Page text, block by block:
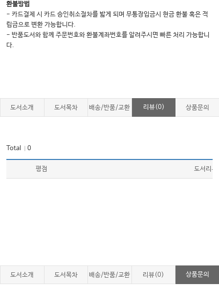
환불방법
- 카드결제 시 카드 승인취소절차를 밟게 되며 무통장입금시 현금 환불 혹은 적
립금으로 변환 가능합니다.
- 반품도서와 함께 주문번호와 환불계좌번호를 알려주시면 빠른 처리 가능합니
다.
도서소개 도서목차 배송/반품/교환 리뷰(0) 상품문의
Total ｜0
평점 도서리뷰
도서소개 도서목차 배송/반품/교환 리뷰(0) 상품문의